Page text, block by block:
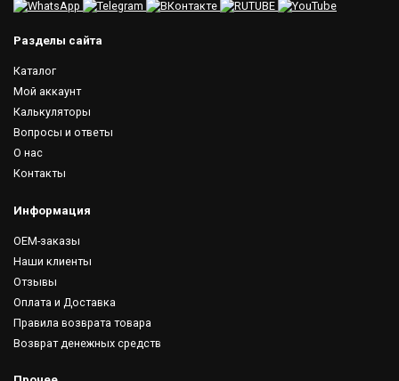
Разделы сайта
Каталог
Мой аккаунт
Калькуляторы
Вопросы и ответы
О нас
Контакты
Информация
OEM-заказы
Наши клиенты
Отзывы
Оплата и Доставка
Правила возврата товара
Возврат денежных средств